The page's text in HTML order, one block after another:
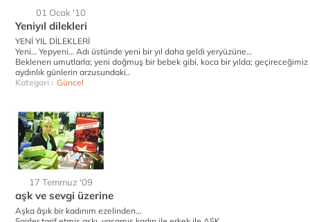
01 Ocak '10
Yeniyıl dilekleri
YENİ YIL DİLEKLERİ
Yeni… Yepyeni… Adı üstünde yeni bir yıl daha geldi yeryüzüne…
Beklenen umutlarla; yeni doğmuş bir bebek gibi, koca bir yılda; geçireceğimiz
aydınlık günlerin arzusundaki..
Kategori : Güncel
17 Temmuz '09
aşk ve sevgi üzerine
Aşka âşık bir kadınım ezelinden...